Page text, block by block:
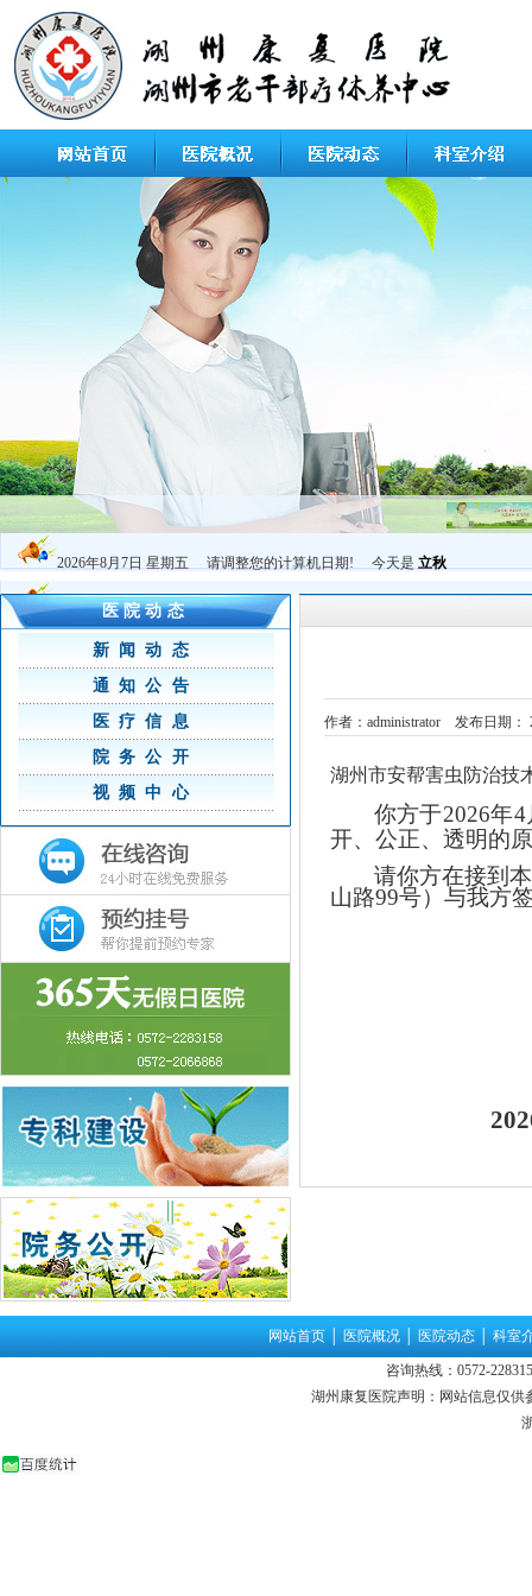
2026年8月7日 星期五 请调整您的计算机日期! 今天是 立秋
医院动态
新闻动态
通知公告
医疗信息
院务公开
视频中心
作者：administrator 发布日期
湖州市安帮害虫防治技
你方于2026年4
开、公正、透明的
请你方在接到
山路99号）与我方
202
网站首页│ 医院概况│ 医院动态│ 科室
咨询热线：0572-
湖州康复医院声明：网站信息仅